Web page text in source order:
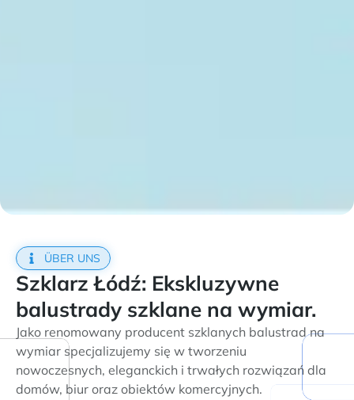
ÜBER UNS
Szklarz Łódź: Ekskluzywne
balustrady szklane na wymiar.
Jako renomowany producent szklanych balustrad na
wymiar specjalizujemy się w tworzeniu
nowoczesnych, eleganckich i trwałych rozwiązań dla
domów, biur oraz obiektów komercyjnych.